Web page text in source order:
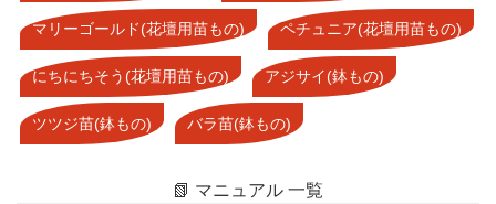
マリーゴールド(花壇用苗もの) ペチュニア(花壇用苗もの)
にちにちそう(花壇用苗もの) アジサイ(鉢もの)
ツツジ苗(鉢もの) バラ苗(鉢もの)
📗 マニュアル 一覧